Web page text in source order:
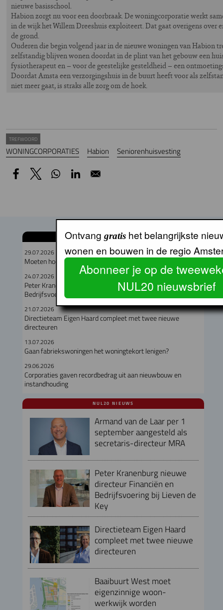
nieuwe basisschool.
Habion zorgt nu voor een doorbraak. De woningcorporatie werkt
in de wijk het Willem Dreeshuis exploiteert. Dat gaat overigens over
de grond.
Ouderen die begin volgend jaar in de nieuwe woningen van Habion
zelfstandig blijven wonen doordat in de plint van het gebouw een
fysiotherapeut en – voor de geestelijke gesteldheid – een
Doordat Amsta een verzorgingshuis in de buurt heeft voor als
niet meer gaat, is straks alle zorg om de hoek.
TREFWOORD
WONINGCORPORATIES Habion Seniorenhuisvesting
GERELATEERDE ARTIKELEN
29.07.2026
Moeten hooggelegen en laaggelegen corporaties fuseren?
24.07.2026
Peter Kranenburg nieuwe directeur Financiën en
Bedrijfsvoering bij Lieven de Key
21.07.2026
Directieteam Eigen Haard compleet met twee nieuwe
directeuren
13.07.2026
Gaan fabriekswoningen het woningtekort lenigen?
29.06.2026
Corporaties gaven recordbedrag uit aan nieuwbouw en
instandhouding
NUL20 NIEUWS
Armand van de Laar per 1
september aangesteld als
secretaris-directeur MRA
Peter Kranenburg nieuwe
directeur Financiën en
Bedrijfsvoering bij Lieven de
Key
Directieteam Eigen Haard
compleet met twee nieuwe
directeuren
Baaibuurt West moet
eigenzinnige woon-
werkwijk worden
Ontvang gratishet belangrijkste
wonen en bouwen in de regio
Abonneer je op de
NUL20 nieuwsbrief